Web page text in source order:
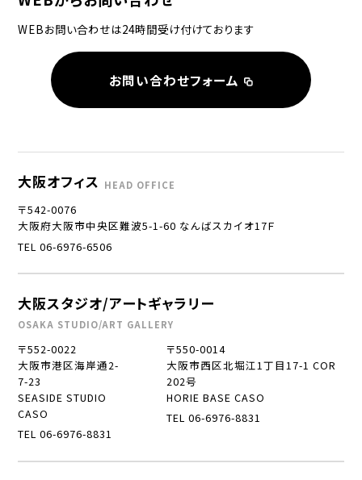
WEBお問い合わせは24時間受け付けております
お問い合わせフォーム
大阪オフィス HEAD OFFICE
〒542-0076
大阪府大阪市中央区難波5-1-60 なんばスカイオ17Ｆ
TEL 06-6976-6506
大阪スタジオ/アートギャラリー
OSAKA STUDIO/ART GALLERY
〒552-0022
大阪市港区海岸通2-
7-23
SEASIDE STUDIO
CASO
TEL 06-6976-8831
〒550-0014
大阪市西区北堀江1丁目17-1 COR
202号
HORIE BASE CASO
TEL 06-6976-8831